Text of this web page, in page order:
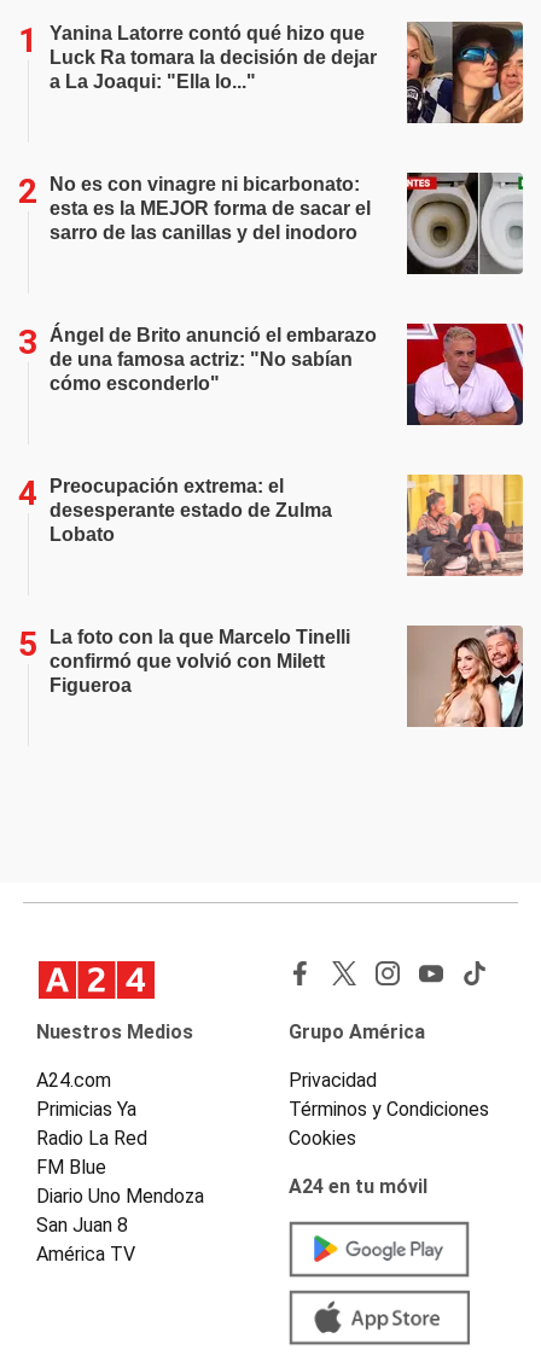
Yanina Latorre contó qué hizo que
Luck Ra tomara la decisión de dejar
a La Joaqui: "Ella lo..."
No es con vinagre ni bicarbonato:
esta es la MEJOR forma de sacar el
sarro de las canillas y del inodoro
Ángel de Brito anunció el embarazo
de una famosa actriz: "No sabían
cómo esconderlo"
Preocupación extrema: el
desesperante estado de Zulma
Lobato
La foto con la que Marcelo Tinelli
confirmó que volvió con Milett
Figueroa
Nuestros Medios
A24.com
Primicias Ya
Radio La Red
FM Blue
Diario Uno Mendoza
San Juan 8
América TV
Grupo América
Privacidad
Términos y Condiciones
Cookies
A24 en tu móvil